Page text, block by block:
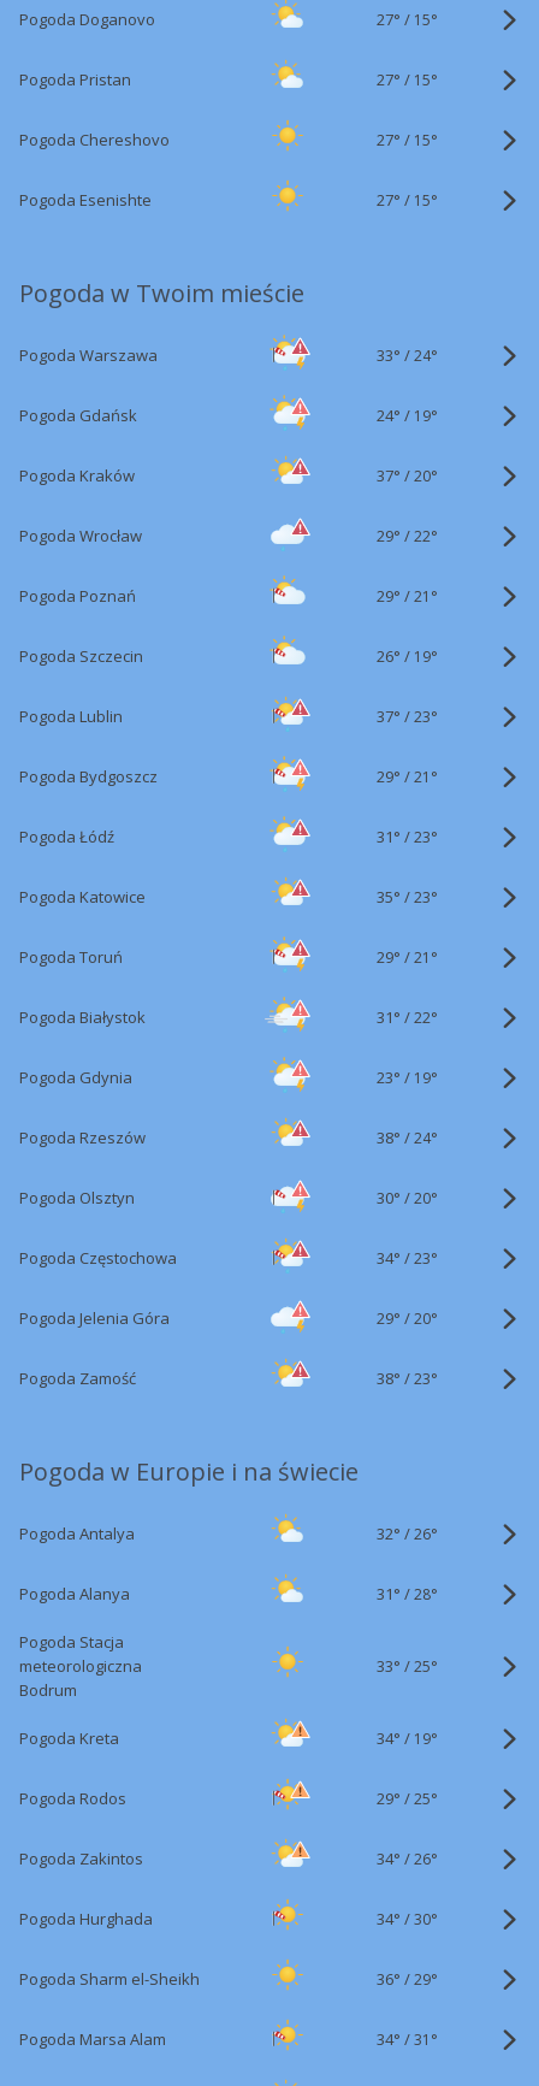
Pogoda Doganovo 27° / 15°
Pogoda Pristan 27° / 15°
Pogoda Chereshovo 27° / 15°
Pogoda Esenishte 27° / 15°
Pogoda w Twoim mieście
Pogoda Warszawa 33° /24°
Pogoda Gdańsk 24° / 19°
Pogoda Kraków 37° /20°
Pogoda Wrocław 29° /22°
Pogoda Poznań 29° /21°
Pogoda Szczecin 26° / 19°
Pogoda Lublin 37° /23°
Pogoda Bydgoszcz 29° /21°
Pogoda Łódź 31° /23°
Pogoda Katowice 35° /23°
Pogoda Toruń 29° /21°
Pogoda Białystok 31° /22°
Pogoda Gdynia 23° / 19°
Pogoda Rzeszów 38° /24°
Pogoda Olsztyn 30° /20°
Pogoda Częstochowa 34° /23°
Pogoda Jelenia Góra 29° /20°
Pogoda Zamość 38° /23°
Pogoda w Europie i na świecie
Pogoda Antalya 32° /26°
Pogoda Alanya 31° /28°
Pogoda Stacja
meteorologiczna
Bodrum
33° /25°
Pogoda Kreta 34° / 19°
Pogoda Rodos 29° /25°
Pogoda Zakintos 34° /26°
Pogoda Hurghada 34° /30°
Pogoda Sharm el-Sheikh 36° /29°
Pogoda Marsa Alam 34° /31°